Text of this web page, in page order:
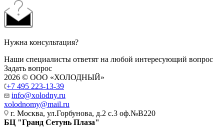
Нужна консультация?
Наши специалисты ответят на любой интересующий вопрос
Задать вопрос
2026 © ООО «ХОЛОДНЫЙ»
+7 495 223-13-39
info@xolodny.ru
xolodnomy@mail.ru
г. Москва, ул.Горбунова, д.2 с.3 оф.№В220
БЦ "Гранд Сетунь Плаза"